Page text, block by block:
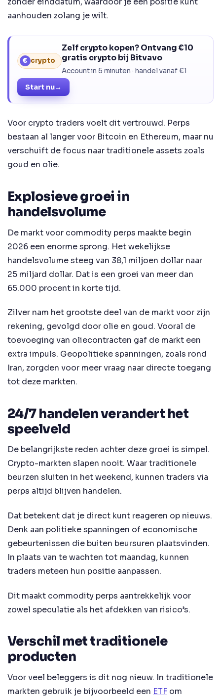
aanhouden zolang je wilt.
€ crypto
Zelf crypto kopen? Ontvang €10
gratis crypto bij Bitvavo
Account in 5 minuten · handel vanaf €1
Start nu→
Voor crypto traders voelt dit vertrouwd. Perps
bestaan al langer voor Bitcoin en Ethereum, maar nu
verschuift de focus naar traditionele assets zoals
goud en olie.
Explosieve groei in
handelsvolume
De markt voor commodity perps maakte begin
2026 een enorme sprong. Het wekelijkse
handelsvolume steeg van 38,1 miljoen dollar naar
25 miljard dollar. Dat is een groei van meer dan
65.000 procent in korte tijd.
Zilver nam het grootste deel van de markt voor zijn
rekening, gevolgd door olie en goud. Vooral de
toevoeging van oliecontracten gaf de markt een
extra impuls. Geopolitieke spanningen, zoals rond
Iran, zorgden voor meer vraag naar directe toegang
tot deze markten.
24/7 handelen verandert het
speelveld
De belangrijkste reden achter deze groei is simpel.
Crypto-markten slapen nooit. Waar traditionele
beurzen sluiten in het weekend, kunnen traders via
perps altijd blijven handelen.
Dat betekent dat je direct kunt reageren op nieuws.
Denk aan politieke spanningen of economische
gebeurtenissen die buiten beursuren plaatsvinden.
In plaats van te wachten tot maandag, kunnen
traders meteen hun positie aanpassen.
Dit maakt commodity perps aantrekkelijk voor
zowel speculatie als het afdekken van risico’s.
Verschil met traditionele
producten
Voor veel beleggers is dit nog nieuw. In traditionele
markten gebruik je bijvoorbeeld een ETF om